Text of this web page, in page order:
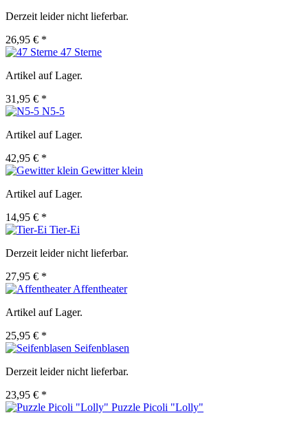
Derzeit leider nicht lieferbar.
26,95 € *
47 Sterne
Artikel auf Lager.
31,95 € *
N5-5
Artikel auf Lager.
42,95 € *
Gewitter klein
Artikel auf Lager.
14,95 € *
Tier-Ei
Derzeit leider nicht lieferbar.
27,95 € *
Affentheater
Artikel auf Lager.
25,95 € *
Seifenblasen
Derzeit leider nicht lieferbar.
23,95 € *
Puzzle Picoli "Lolly"